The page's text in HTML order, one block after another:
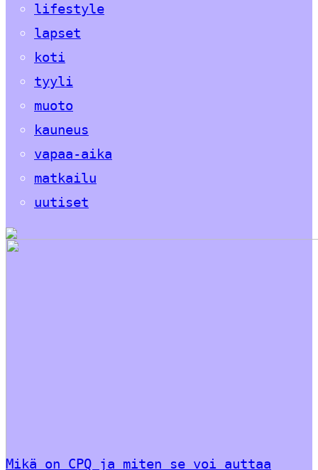
lifestyle
lapset
koti
tyyli
muoto
kauneus
vapaa-aika
matkailu
uutiset
Mikä on CPQ ja miten se voi auttaa